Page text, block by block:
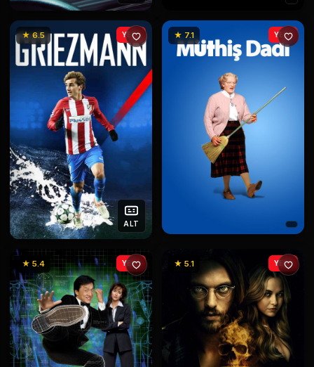
★ 6.5
ALT
YENİ ★ 7.1 YENİ
★ 5.4 YENİ ★ 5.1 YENİ